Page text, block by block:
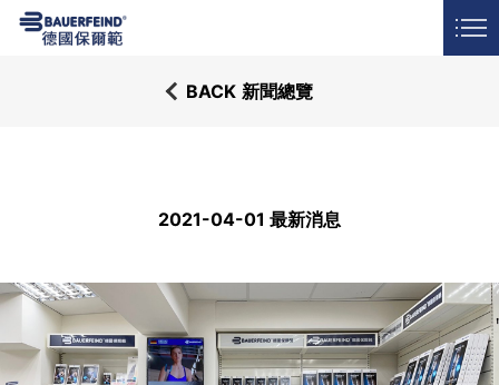
BACK 新聞總覽
2021-04-01 最新消息